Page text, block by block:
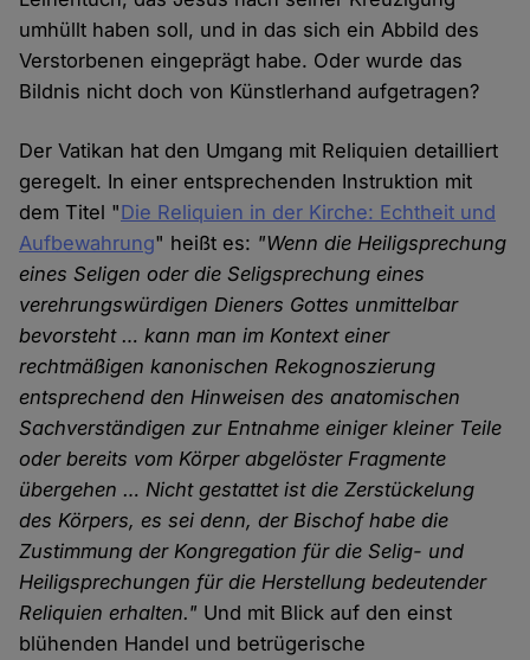
umhüllt haben soll, und in das sich ein Abbild des
Verstorbenen eingeprägt habe. Oder wurde das
Bildnis nicht doch von Künstlerhand aufgetragen?
Der Vatikan hat den Umgang mit Reliquien detailliert
geregelt. In einer entsprechenden Instruktion mit
dem Titel "Die Reliquien in der Kirche: Echtheit und
Aufbewahrung" heißt es: "Wenn die Heiligsprechung
eines Seligen oder die Seligsprechung eines
verehrungswürdigen Dieners Gottes unmittelbar
bevorsteht … kann man im Kontext einer
rechtmäßigen kanonischen Rekognoszierung
entsprechend den Hinweisen des anatomischen
Sachverständigen zur Entnahme einiger kleiner Teile
oder bereits vom Körper abgelöster Fragmente
übergehen … Nicht gestattet ist die Zerstückelung
des Körpers, es sei denn, der Bischof habe die
Zustimmung der Kongregation für die Selig- und
Heiligsprechungen für die Herstellung bedeutender
Reliquien erhalten." Und mit Blick auf den einst
blühenden Handel und betrügerische